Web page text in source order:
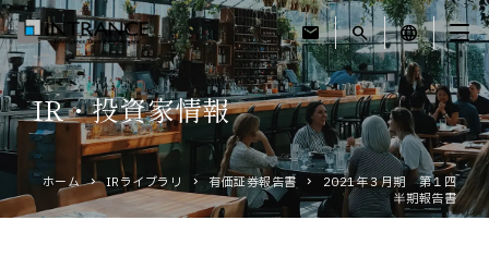
mail search language
トップ
企業情報
IR・投資家情報
ホーム IRライブラリ 有価証券報告書
2021年３月期 第１四
半期報告書